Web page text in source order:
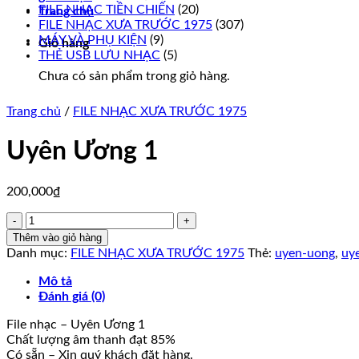
Trang chủ
Giỏ hàng
Chưa có sản phẩm trong giỏ hàng.
FILE NHẠC TIỀN CHIẾN (20)
FILE NHẠC XƯA TRƯỚC 1975 (307)
MÁY VÀ PHỤ KIỆN (9)
THẺ USB LƯU NHẠC (5)
Trang chủ / FILE NHẠC XƯA TRƯỚC 1975
Uyên Ương 1
200,000₫
Uyên
Ương
1
lượng
Thêm vào giỏ hàng
Danh mục: FILE NHẠC XƯA TRƯỚC 1975 Thẻ: uyen-uong,
Mô tả
Đánh giá (0)
File nhạc – Uyên Ương 1
Chất lượng âm thanh đạt 85%
Có sẵn – Xin quý khách đặt hàng.